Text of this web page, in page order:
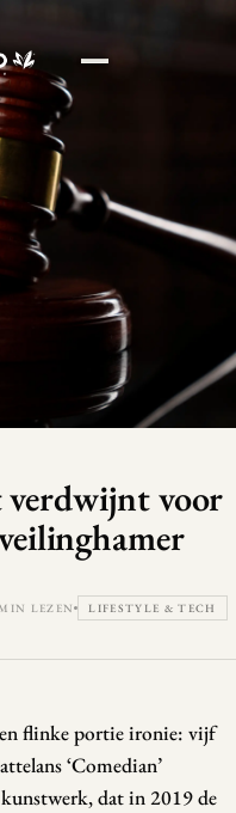
voor
LEZEN LIFESTYLE & TECH
flinke portie ironie: vijf
‘Comedian’
dat in 2019 de